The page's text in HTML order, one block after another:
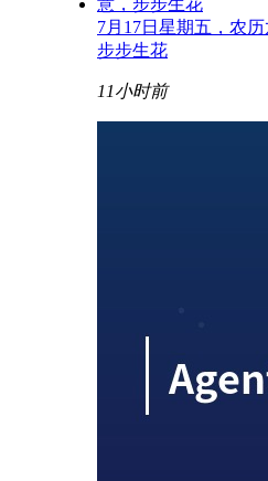
7月17日星期五，农
步步生花
11小时前